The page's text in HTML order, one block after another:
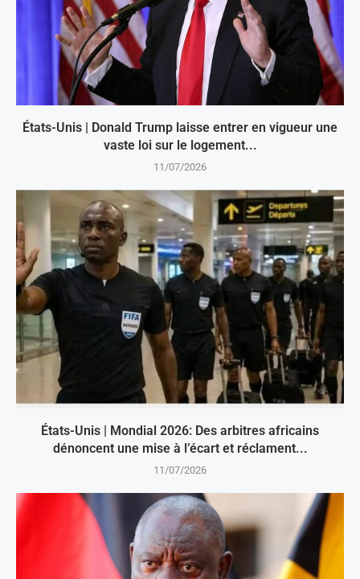
États-Unis | Donald Trump laisse entrer en vigueur une
vaste loi sur le logement...
11/07/2026
États-Unis | Mondial 2026: Des arbitres africains
dénoncent une mise à l’écart et réclament...
11/07/2026